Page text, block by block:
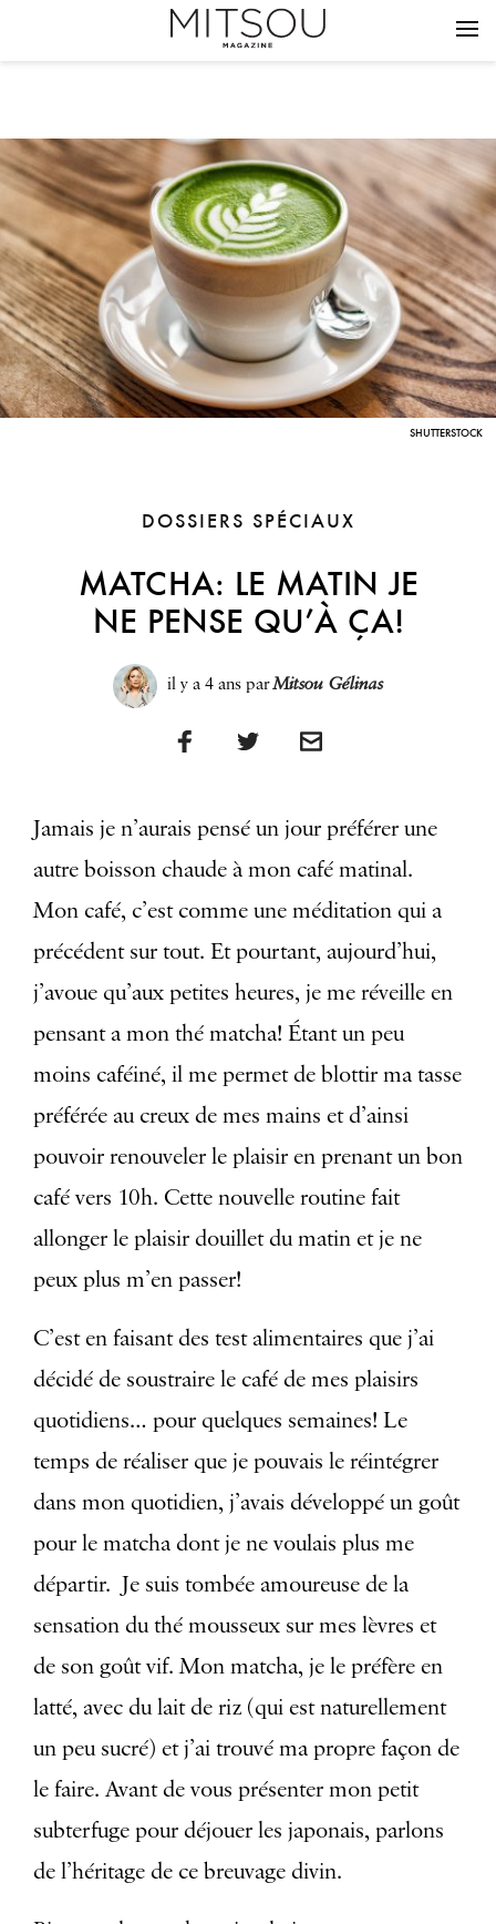
SHUTTERSTOCK
DOSSIERS SPÉCIAUX
MATCHA: LE MATIN JE
NE PENSE QU’À ÇA!
il y a 4 ansparMitsou Gélinas
Jamais je n’aurais pensé un jour préférer une
autre boisson chaude à mon café matinal.
Mon café, c’est comme une méditation qui a
précédent sur tout. Et pourtant, aujourd’hui,
j’avoue qu’aux petites heures, je me réveille en
pensant a mon thé matcha! Étant un peu
moins caféiné, il me permet de blottir ma tasse
préférée au creux de mes mains et d’ainsi
pouvoir renouveler le plaisir en prenant un bon
café vers 10h. Cette nouvelle routine fait
allonger le plaisir douillet du matin et je ne
peux plus m’en passer!
C’est en faisant des test alimentaires que j’ai
décidé de soustraire le café de mes plaisirs
quotidiens… pour quelques semaines! Le
temps de réaliser que je pouvais le réintégrer
dans mon quotidien, j’avais développé un goût
pour le matcha dont je ne voulais plus me
départir. Je suis tombée amoureuse de la
sensation du thé mousseux sur mes lèvres et
de son goût vif. Mon matcha, je le préfère en
latté, avec du lait de riz (qui est naturellement
un peu sucré) et j’ai trouvé ma propre façon de
le faire. Avant de vous présenter mon petit
subterfuge pour déjouer les japonais, parlons
de l’héritage de ce breuvage divin.